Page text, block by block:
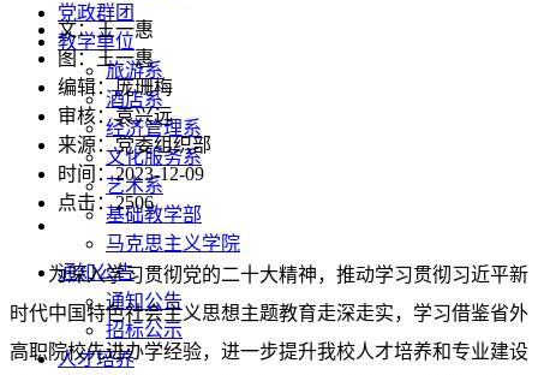
党政群团
教学单位
旅游系
酒店系
经济管理系
文化服务系
艺术系
基础教学部
马克思主义学院
通知公告
通知公告
招标公示
人才培养
文：王一惠
图：王一惠
编辑：庞珊梅
审核：袁兴远
来源：党委组织部
时间：2023-12-09
点击：2506
为深入学习贯彻党的二十大精神，推动学习贯彻习近平新
时代中国特色社会主义思想主题教育走深走实，学习借鉴省外
高职院校先进办学经验，进一步提升我校人才培养和专业建设